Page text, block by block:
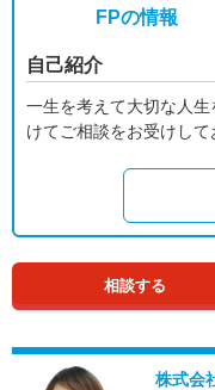
FPの情報
自己紹介
一生を考えて大切な人
けてご相談をお受けして
相談する
株式会